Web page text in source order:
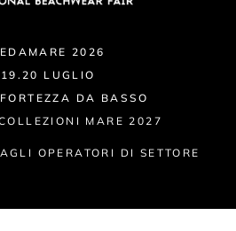
2026
LUGLIO
DA BASSO
MARE 2027
OPERATORI DI SETTORE